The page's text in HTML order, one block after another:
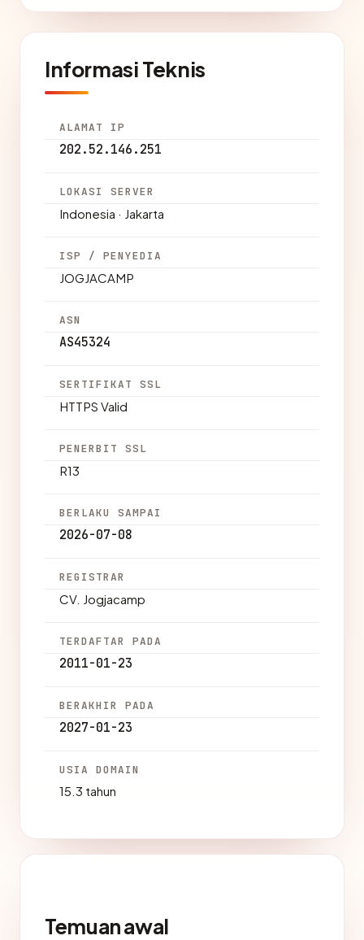
Informasi Teknis
ALAMAT IP
202.52.146.251
LOKASI SERVER
Indonesia · Jakarta
ISP / PENYEDIA
JOGJACAMP
ASN
AS45324
SERTIFIKAT SSL
HTTPS Valid
PENERBIT SSL
R13
BERLAKU SAMPAI
2026-07-08
REGISTRAR
CV. Jogjacamp
TERDAFTAR PADA
2011-01-23
BERAKHIR PADA
2027-01-23
USIA DOMAIN
15.3 tahun
Temuan awal